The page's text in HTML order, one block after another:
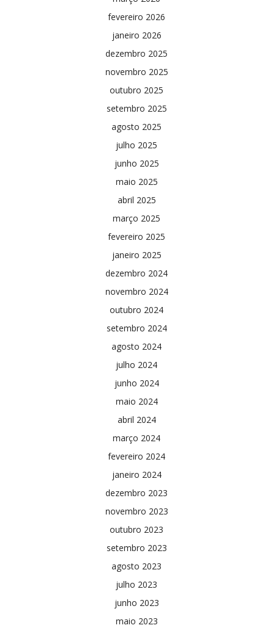
fevereiro 2026
janeiro 2026
dezembro 2025
novembro 2025
outubro 2025
setembro 2025
agosto 2025
julho 2025
junho 2025
maio 2025
abril 2025
março 2025
fevereiro 2025
janeiro 2025
dezembro 2024
novembro 2024
outubro 2024
setembro 2024
agosto 2024
julho 2024
junho 2024
maio 2024
abril 2024
março 2024
fevereiro 2024
janeiro 2024
dezembro 2023
novembro 2023
outubro 2023
setembro 2023
agosto 2023
julho 2023
junho 2023
maio 2023